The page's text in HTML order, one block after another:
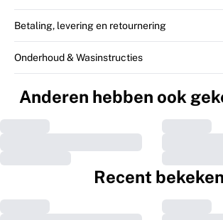
Betaling, levering en retournering
Onderhoud & Wasinstructies
Anderen hebben ook
Recent bekeken